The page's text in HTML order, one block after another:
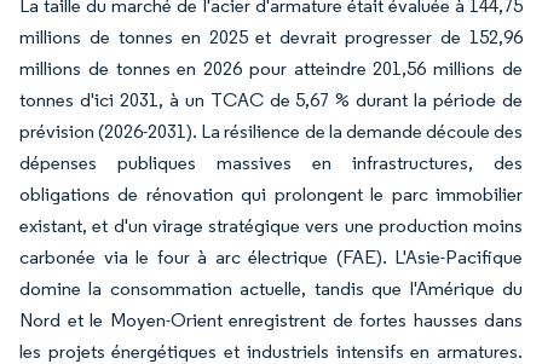
La taille du marché de l'acier d'armature était évaluée à 144,75
millions de tonnes en 2025 et devrait progresser de 152,96
millions de tonnes en 2026 pour atteindre 201,56 millions de
tonnes d'ici 2031, à un TCAC de 5,67 % durant la période de
prévision (2026-2031). La résilience de la demande découle des
dépenses publiques massives en infrastructures, des
obligations de rénovation qui prolongent le parc immobilier
existant, et d'un virage stratégique vers une production moins
carbonée via le four à arc électrique (FAE). L'Asie-Pacifique
domine la consommation actuelle, tandis que l'Amérique du
Nord et le Moyen-Orient enregistrent de fortes hausses dans
les projets énergétiques et industriels intensifs en armatures.